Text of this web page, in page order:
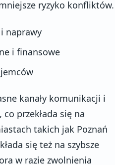
ryzyko konfliktów.
naprawy
i finansowe
kanały komunikacji i
co przekłada się na
takich jak Poznań
się też na szybsze
w razie zwolnienia